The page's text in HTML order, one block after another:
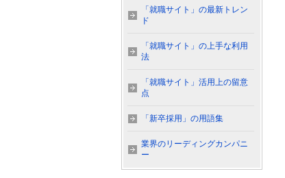
「就職サイト」の最新トレン
ド
「就職サイト」の上手な利用
法
「就職サイト」活用上の留意
点
「新卒採用」の用語集
業界のリーディングカンパニ
ー